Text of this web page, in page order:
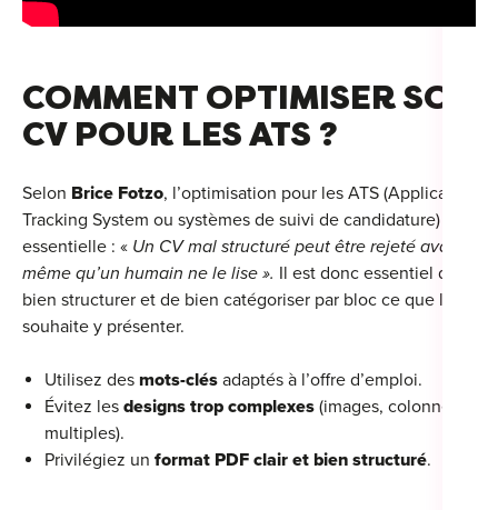
COMMENT OPTIMISER SON
CV POUR LES ATS ?
Selon Brice Fotzo, l’optimisation pour les ATS (Applicant
Tracking System ou systèmes de suivi de candidature) est
essentielle : « Un CV mal structuré peut être rejeté avant
même qu’un humain ne le lise ». Il est donc essentiel de
bien structurer et de bien catégoriser par bloc ce que l'on
souhaite y présenter.
Utilisez des mots-clés adaptés à l’offre d’emploi.
Évitez les designs trop complexes (images, colonnes
multiples).
Privilégiez un format PDF clair et bien structuré.